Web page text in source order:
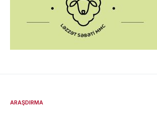
ARAŞDIRMA